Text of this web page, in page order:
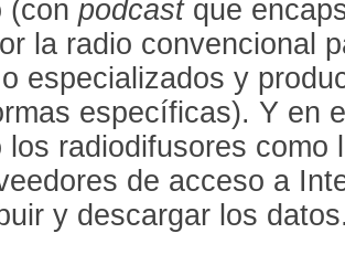
(conpodcastque
la radio convencional
especializados y
específicas). Y en
los radiodifusores como
de acceso a
y descargar los